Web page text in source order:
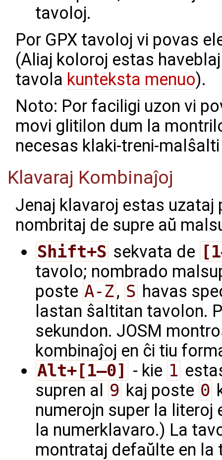
tavoloj.
Por GPX tavoloj vi povas
(Aliaj koloroj estas
tavola kunteksta menuo).
Noto: Por faciligi uzon vi
movi glitilon dum la
necesas klaki-treni-
Klavaraj Kombinaĵoj
Jenaj klavaroj estas
nombritaj de supre aŭ
Shift+S sekvata de
tavolo; nombrado
poste A-Z, S havas
lastan ŝaltitan tavolon.
sekundon. JOSM
kombinaĵoj en ĉi tiu
Alt+[1–0] - kie 1
supren al 9 kaj poste 0
numerojn super la literoj
la numerklavaro.) La
montrataj defaŭlte en la